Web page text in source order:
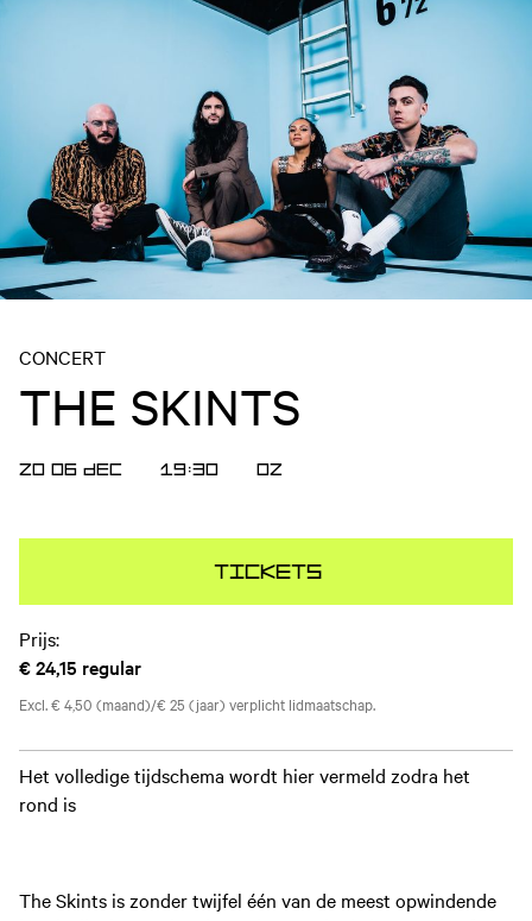
CONCERT
THE SKINTS
ZO 06 DEC 19:30 OZ
Tickets
Prijs:
€ 24,15 regular
Excl. € 4,50 (maand)/€ 25 (jaar) verplicht lidmaatschap.
Het volledige tijdschema wordt hier vermeld zodra het
rond is
The Skints is zonder twijfel één van de meest opwindende